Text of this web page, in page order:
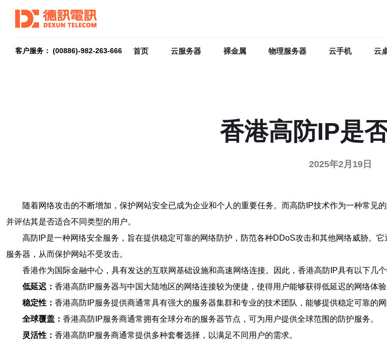
客户服务： (00886)-982-263-666 首页 云服务器 裸金属 物理服务器 云手机 云
香港高防IP是
2025年2月19日
随着网络攻击的不断增加，保护网站安全已成为企业和个人的重要任务。而高防IP技术作为一种常见
并评估其是否适合不同类型的用户。
高防IP是一种网络安全服务，旨在提供稳定可靠的网络防护，防范各种DDoS攻击和其他网络威胁。
服务器，从而保护网站不受攻击。
香港作为国际金融中心，具有发达的互联网基础设施和高速网络连接。因此，香港高防IP具有以下几个
低延迟： 香港高防IP服务器与中国大陆地区的网络连接较为便捷，使得用户能够获得低延迟的网络体验
稳定性： 香港高防IP服务提供商通常具有强大的服务器集群和专业的技术团队，能够提供稳定可靠的网
全球覆盖： 香港高防IP服务商通常拥有全球分布的服务器节点，可为用户提供全球范围的防护服务。
灵活性： 香港高防IP服务商通常提供多种套餐选择，以满足不同用户的需求。